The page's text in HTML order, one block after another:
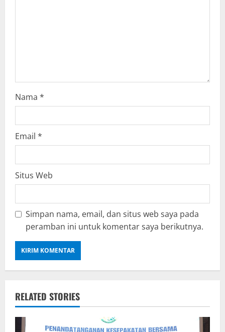
Nama *
Email *
Situs Web
Simpan nama, email, dan situs web saya pada
peramban ini untuk komentar saya berikutnya.
RELATED STORIES